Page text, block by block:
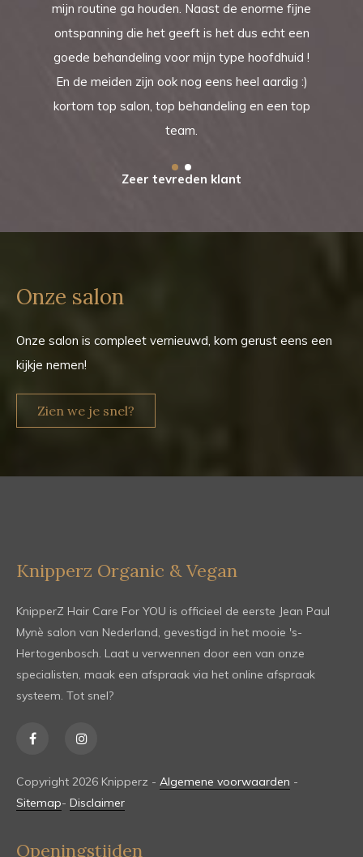
mijn routine ga houden. Naast de enorme fijne
ontspanning die het geeft is het dus echt een
goede behandeling voor mijn type hoofdhuid !
En de meiden zijn ook nog eens heel aardig :)
kortom top salon, top behandeling en een top
team.
Zeer tevreden klant
Onze salon
Onze salon is compleet vernieuwd, kom gerust eens een
kijkje nemen!
Zien we je snel?
Knipperz Organic & Vegan
KnipperZ Hair Care For YOU is officieel de eerste Jean Paul
Mynè salon van Nederland, gevestigd in het mooie 's-
Hertogenbosch. Laat u verwennen door een van onze
specialisten, maak een afspraak via het online afspraak
systeem. Tot snel?
Copyright 2026 Knipperz - Algemene voorwaarden -
Sitemap- Disclaimer
Openingstijden